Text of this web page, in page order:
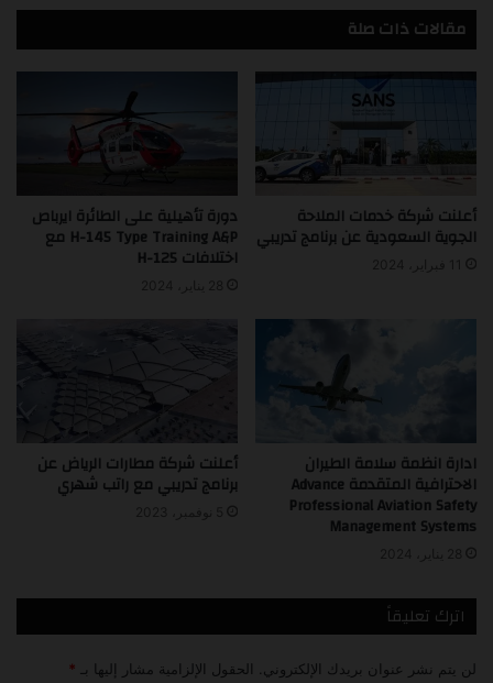
مقالات ذات صلة
أعلنت شركة خدمات الملاحة
الجوية السعودية عن برنامج تدريبي
دورة تأهيلية على الطائرة ايرباص
H-145 Type Training A&P مع
اختلافات H-125
ادارة انظمة سلامة الطيران
الاحترافية المتقدمة Advance
Professional Aviation Safety
Management Systems
أعلنت شركة مطارات الرياض عن
برنامج تدريبي مع راتب شهري
اترك تعليقاً
لن يتم نشر عنوان بريدك الإلكتروني. الحقول الإلزامية مشار إليها بـ *